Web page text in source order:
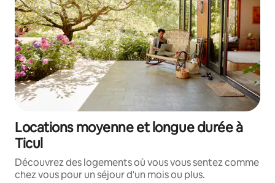
Locations moyenne et longue durée à
Ticul
Découvrez des logements où vous vous sentez comme
chez vous pour un séjour d'un mois ou plus.